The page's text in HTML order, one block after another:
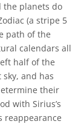
the planets do
(a stripe 5
path of the
calendars all
half of the
and has
their
with Sirius’s
reappearance